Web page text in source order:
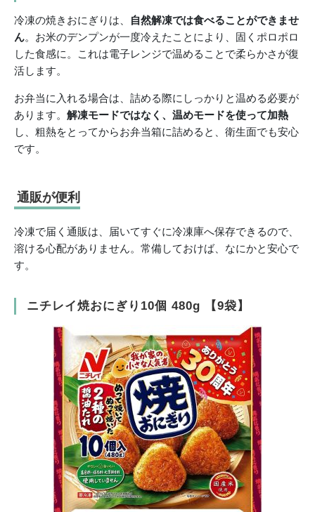
冷凍の焼きおにぎりは、
自然解凍では食べることができませ
ん。お米のデンプンが一度冷えたことにより、固くポロポロ
した食感に。これは電子レンジで温めることで柔らかさが復
活します。
お弁当に入れる場合は、詰める際にしっかりと温める必要が
あります。 解凍モードではなく、温めモードを使って加熱
し、粗熱をとってからお弁当箱に詰めると、衛生面でも安心
です。
通販が便利
冷凍で届く通販は、届いてすぐに冷凍庫へ保存できるので、
溶ける心配がありません。常備しておけば、なにかと安心で
す。
ニチレイ焼おにぎり10個 480g 【9袋】